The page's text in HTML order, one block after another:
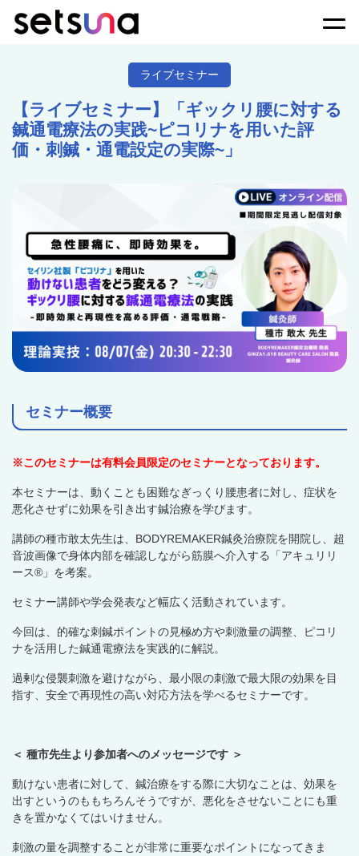
ライブセミナー
【ライブセミナー】「ギックリ腰に対する
鍼通電療法の実践~ピコリナを用いた評
価・刺鍼・通電設定の実際~」
セミナー概要
※このセミナーは有料会員限定のセミナーとなっております。
本セミナーは、動くことも困難なぎっくり腰患者に対し、症状を
悪化させずに効果を引き出す鍼治療を学びます。
講師の種市敢太先生は、BODYREMAKER鍼灸治療院を開院し、超
音波画像で身体内部を確認しながら筋膜へ介入する「アキュリリ
ース®」を考案。
セミナー講師や学会発表など幅広く活動されています。
今回は、的確な刺鍼ポイントの見極め方や刺激量の調整、ピコリ
ナを活用した鍼通電療法を実践的に解説。
過剰な侵襲刺激を避けながら、最小限の刺激で最大限の効果を目
指す、安全で再現性の高い対応方法を学べるセミナーです。
＜ 種市先生より参加者へのメッセージです ＞
動けない患者に対して、鍼治療をする際に大切なことは、効果を
出すというのももちろんそうですが、悪化をさせないことにも重
きを置かなくてはいけません。
刺激の量を調整することが非常に重要なポイントになってきま